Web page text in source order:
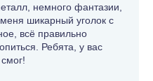
немного фантазии,
шикарный уголок с
всё правильно
Ребята, у вас